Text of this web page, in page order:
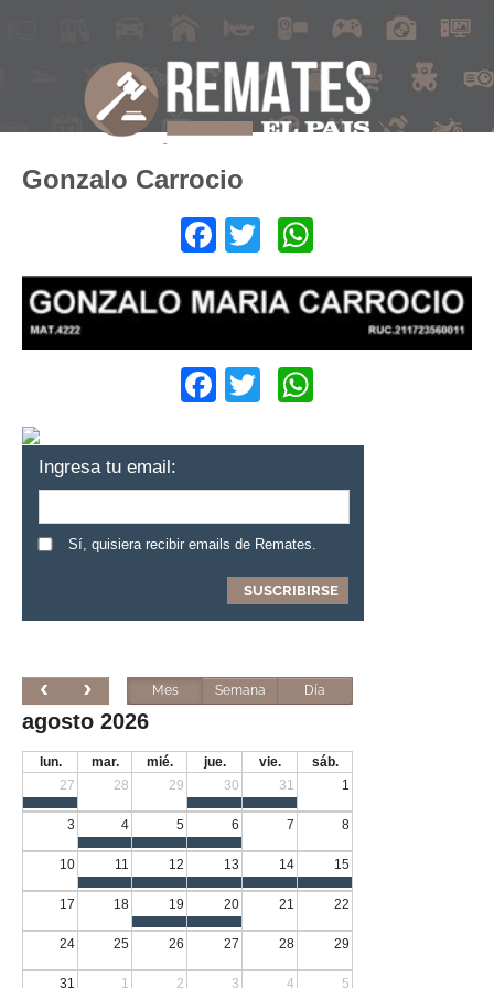
Gonzalo Carrocio
Facebook
Twitter
Facebook
Twitter
Ingresa tu email:
Sí, quisiera recibir emails de Remates.
Mes Semana Día
agosto 2026
lun. mar. mié. jue. vie.
sáb.
27
28 29 30 31 1
3 4 5 6 7 8
10 11 12 13 14 15
17 18 19 20 21 22
24 25 26 27 28 29
31 1 2 3 4 5